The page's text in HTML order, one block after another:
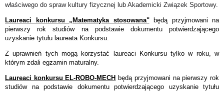
właściwego do spraw kultury fizycznej lub Akademicki Związek Sportowy.
Laureaci konkursu „Matematyka stosowana"będą przyjmowani na
pierwszy rok studiów na podstawie dokumentu potwierdzającego
uzyskanie tytułu laureata Konkursu.
Z uprawnień tych mogą korzystać laureaci Konkursu tylko w roku, w
którym zdali egzamin maturalny.
Laureaci konkursu EL-ROBO-MECH będą przyjmowani na pierwszy rok
studiów na podstawie dokumentu potwierdzającego uzyskanie tytułu